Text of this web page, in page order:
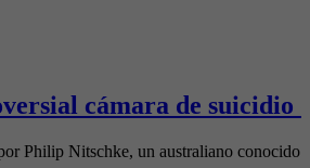
cámara de suicidio
Philip Nitschke, un australiano conocido